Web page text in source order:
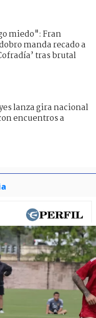
miedo": Fran
manda recado a
tras brutal
lanza gira nacional
encuentros a